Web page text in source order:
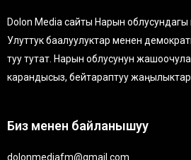
Dolon Media сайты Нарын облусундагы
Улуттук баалуулуктар менен
туу тутат. Нарын облусунун
карандысыз, бейтараптуу
Биз менен байланышуу
dolonmediafm@gmail.com